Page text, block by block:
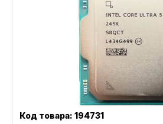
Код товара: 194731